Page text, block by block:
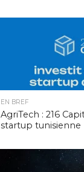
EN BREF
AgriTech : 216
startup tunisienne